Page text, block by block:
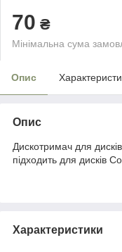
70 ₴
Мінімальна сума
Опис
Опис
Дискотримач для
підходить для дисків
Характеристики